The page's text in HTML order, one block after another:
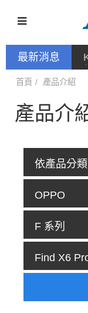
最新消息
首頁 產品介紹
產品介